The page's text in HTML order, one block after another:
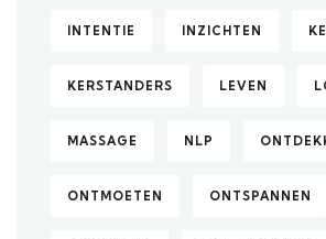
INTENTIE INZICHTEN
KERSTANDERS LEVEN
MASSAGE NLP
ONTMOETEN ONTSPANNEN